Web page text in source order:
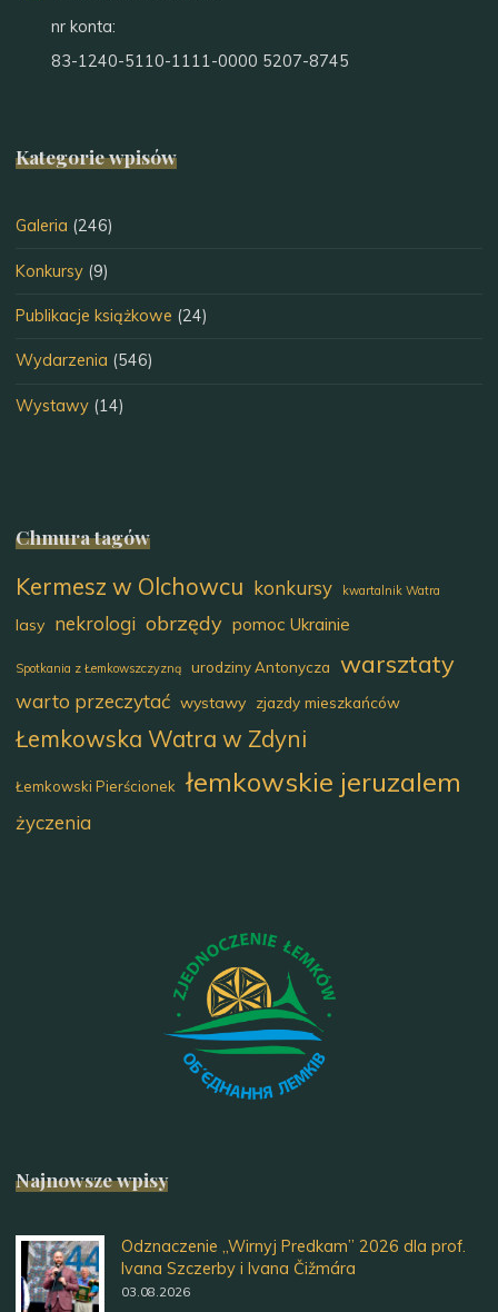
nr konta:
83-1240-5110-1111-0000 5207-8745
Kategorie wpisów
Galeria (246)
Konkursy (9)
Publikacje książkowe (24)
Wydarzenia (546)
Wystawy (14)
Chmura tagów
Kermesz w Olchowcu konkursy kwartalnik Watra
lasy nekrologi obrzędy pomoc Ukrainie
Spotkania z Łemkowszczyzną urodziny Antonycza warsztaty
warto przeczytać wystawy zjazdy mieszkańców
Łemkowska Watra w Zdyni
Łemkowski Pierścionek łemkowskie jeruzalem
życzenia
Najnowsze wpisy
Odznaczenie „Wirnyj Predkam” 2026 dla prof.
Ivana Szczerby i Ivana Čižmára
03.08.2026